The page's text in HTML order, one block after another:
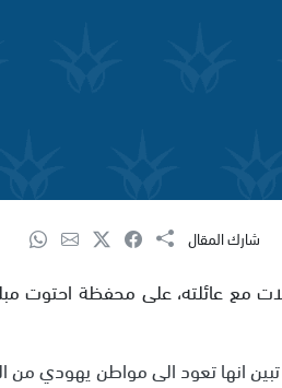
شارك المقال
مع عائلته، على محفظة احتوت
انها تعود الى مواطن يهودي من